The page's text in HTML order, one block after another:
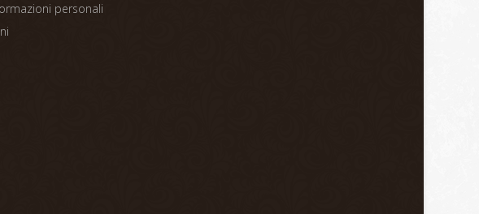
personali